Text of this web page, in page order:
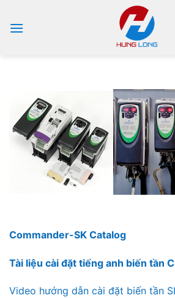
qua
Commander-SK Catalog
Tài liệu cài đặt tiếng anh biến tần
Video hướng dẫn cài đặt biến tần